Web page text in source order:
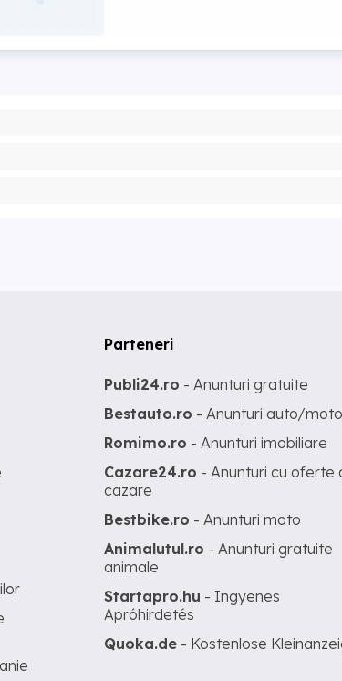
Parteneri
Publi24.ro - Anunturi gratuite
Bestauto.ro - Anunturi auto/moto
Romimo.ro - Anunturi imobiliare
Cazare24.ro - Anunturi cu oferte
cazare
Bestbike.ro - Anunturi moto
Animalutul.ro - Anunturi gratuite
animale
Startapro.hu - Ingyenes
Apróhirdetés
Quoka.de - Kostenlose